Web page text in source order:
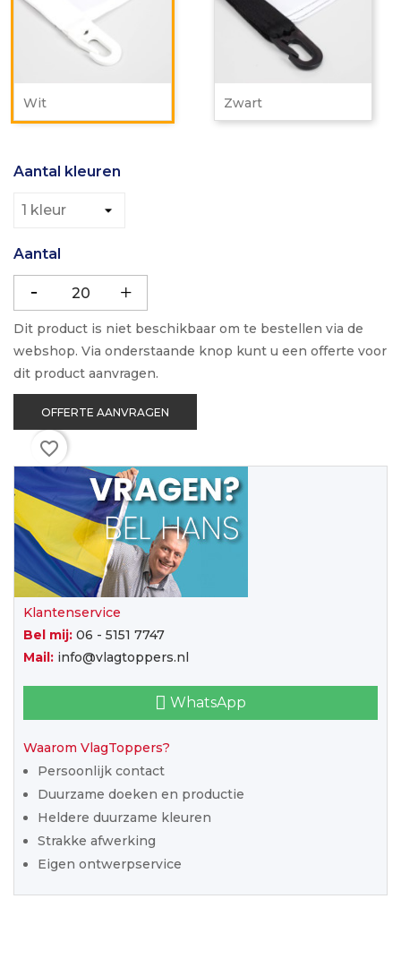
Wit Zwart
Aantal kleuren
Aantal
Dit product is niet beschikbaar om te bestellen via de
webshop. Via onderstaande knop kunt u een offerte voor
dit product aanvragen.
OFFERTE AANVRAGEN
favorite_border
Klantenservice
Bel mij: 06 - 5151 7747
Mail: info@vlagtoppers.nl
WhatsApp
Waarom VlagToppers?
Persoonlijk contact
Duurzame doeken en productie
Heldere duurzame kleuren
Strakke afwerking
Eigen ontwerpservice